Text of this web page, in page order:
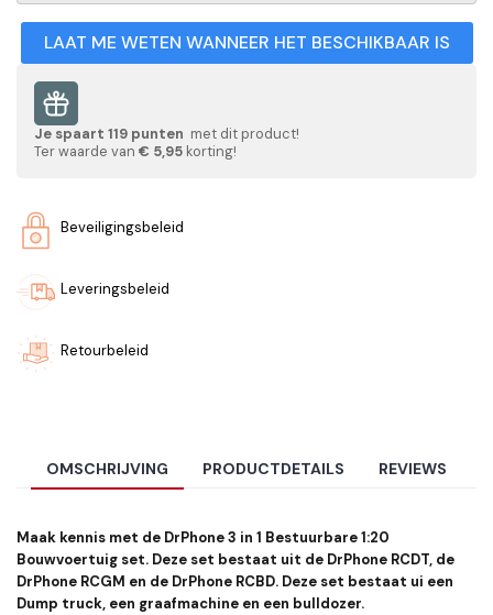
LAAT ME WETEN WANNEER HET BESCHIKBAAR IS
Je spaart 119 punten met dit product!
Ter waarde van € 5,95 korting!
Beveiligingsbeleid
Leveringsbeleid
Retourbeleid
OMSCHRIJVING PRODUCTDETAILS REVIEWS
Maak kennis met de DrPhone 3 in 1 Bestuurbare 1:20
Bouwvoertuig set. Deze set bestaat uit de DrPhone RCDT, de
DrPhone RCGM en de DrPhone RCBD. Deze set bestaat ui een
Dump truck, een graafmachine en een bulldozer.